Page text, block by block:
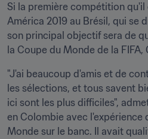
Si la première compétition qu'il
América 2019 au Brésil, qui se
son principal objectif sera de
la Coupe du Monde de la FIFA,
"J'ai beaucoup d'amis et de
les sélections, et tous savent
ici sont les plus difficiles",
en Colombie avec l'expérience
Monde sur le banc. Il avait